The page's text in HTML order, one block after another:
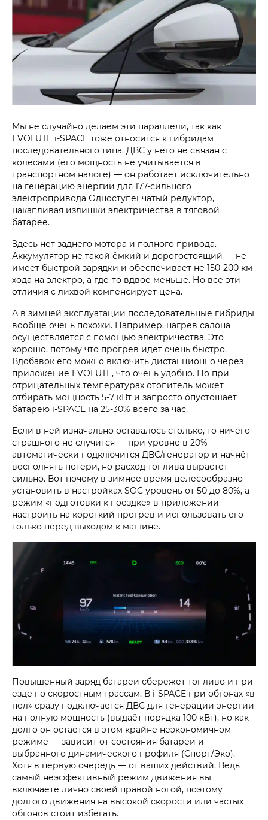
Мы не случайно делаем эти параллели, так как
EVOLUTE i‑SPACE тоже относится к гибридам
последовательного типа. ДВС у него не связан с
колёсами (его мощность не учитывается в
транспортном налоге) — он работает исключительно
на генерацию энергии для 177-сильного
электропривода Одноступенчатый редуктор,
накапливая излишки электричества в тяговой
батарее.
Здесь нет заднего мотора и полного привода.
Аккумулятор не такой ёмкий и дорогостоящий — не
имеет быстрой зарядки и обеспечивает не 150-200 км
хода на электро, а где-то вдвое меньше. Но все эти
отличия с лихвой компенсирует цена.
А в зимней эксплуатации последовательные гибриды
вообще очень похожи. Например, нагрев салона
осуществляется с помощью электричества. Это
хорошо, потому что прогрев идет очень быстро.
Вдобавок его можно включить дистанционно через
приложение EVOLUTE, что очень удобно. Но при
отрицательных температурах отопитель может
отбирать мощность 5-7 кВт и запросто опустошает
батарею i‑SPACE на 25-30% всего за час.
Если в ней изначально оставалось столько, то ничего
страшного не случится — при уровне в 20%
автоматически подключится ДВС/генератор и начнёт
восполнять потери, но расход топлива вырастет
сильно. Вот почему в зимнее время целесообразно
установить в настройках SOC уровень от 50 до 80%, а
режим «подготовки к поездке» в приложении
настроить на короткий прогрев и использовать его
только перед выходом к машине.
Повышенный заряд батареи сбережет топливо и при
езде по скоростным трассам. В i‑SPACE при обгонах «в
пол» сразу подключается ДВС для генерации энергии
на полную мощность (выдаёт порядка 100 кВт), но как
долго он остается в этом крайне неэкономичном
режиме — зависит от состояния батареи и
выбранного динамического профиля (Спорт/Эко).
Хотя в первую очередь — от ваших действий. Ведь
самый неэффективный режим движения вы
включаете лично своей правой ногой, поэтому
долгого движения на высокой скорости или частых
обгонов стоит избегать.